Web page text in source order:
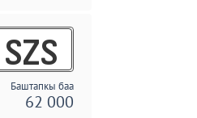
SZS
Баштапкы баа
62 000